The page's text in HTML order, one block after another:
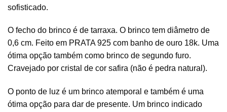
sofisticado.
O fecho do brinco é de tarraxa. O brinco tem diâmetro de
0,6 cm. Feito em PRATA 925 com banho de ouro 18k. Uma
ótima opção também como brinco de segundo furo.
Cravejado por cristal de cor safira (não é pedra natural).
O ponto de luz é um brinco atemporal e também é uma
ótima opção para dar de presente. Um brinco indicado